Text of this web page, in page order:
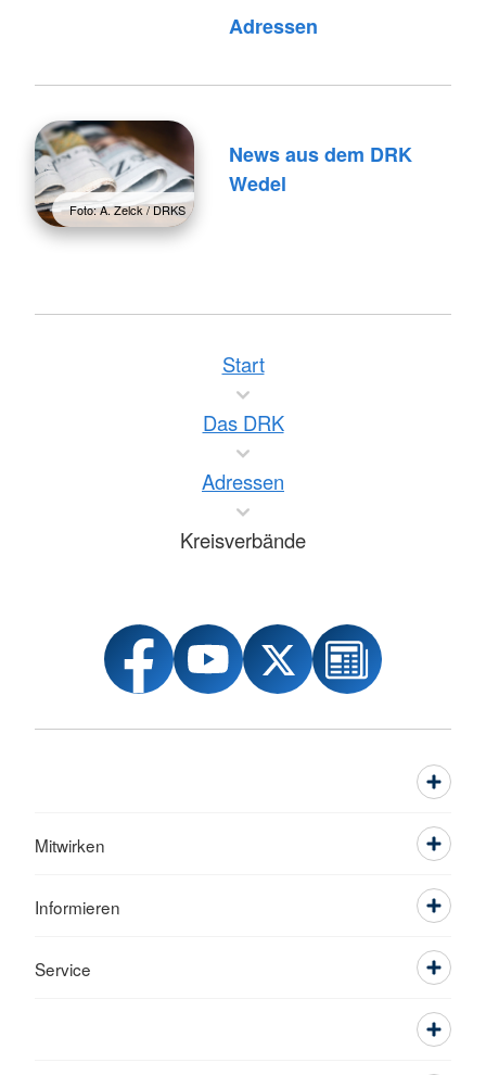
Adressen
Foto: A. Zelck / DRKS
News aus dem DRK
Wedel
Start
Das DRK
Adressen
Kreisverbände
Mitwirken
Informieren
Service